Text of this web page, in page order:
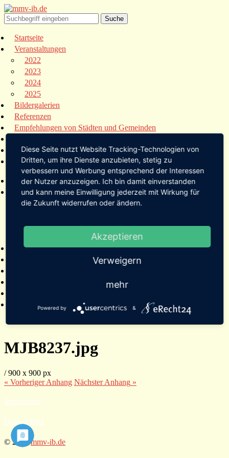
Startseite
Veranstaltungen
2022
2023
2024
2025
Bildergalerien
Referenzen
Empfehlungen von Städten und Gemeinden
Links
Kontakt
Startseite
Veranstaltungen
2022
2024
Bildergalerien
Kontakt
MJB8237.jpg
/900 x 900 px
« VorherigerAnhang NächsterAnhang »
Impressum
Datenschutz
© 2026mmv-ib.de
Diese Seite nutzt Website Tracking-Technologien von
Dritten, um ihre Dienste anzubieten, stetig zu
verbessern und Werbung entsprechend der Interessen
der Nutzer anzuzeigen. Ich bin damit einverstanden
und kann meine Einwilligung jederzeit mit Wirkung für
die Zukunft widerrufen oder ändern.
Akzeptieren
Verweigern
mehr
Powered by &